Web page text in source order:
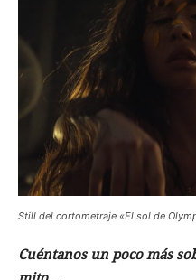
Still del cortometraje «El sol de
Cuéntanos un poco más